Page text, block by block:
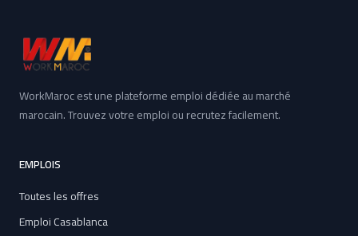
WorkMaroc est une plateforme emploi dédiée au marché
marocain. Trouvez votre emploi ou recrutez facilement.
EMPLOIS
Toutes les offres
Emploi Casablanca